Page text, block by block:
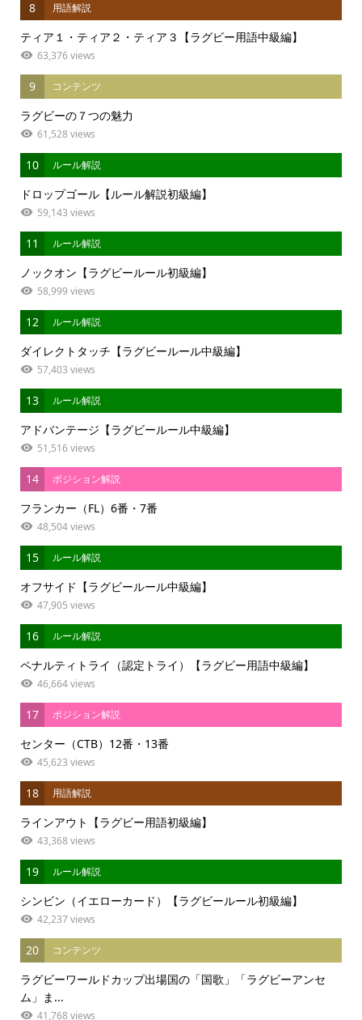
8 用語解説
ティア１・ティア２・ティア３【ラグビー用語中級編】
63,376 views
9 コンテンツ
ラグビーの７つの魅力
61,528 views
10 ルール解説
ドロップゴール【ルール解説初級編】
59,143 views
11 ルール解説
ノックオン【ラグビールール初級編】
58,999 views
12 ルール解説
ダイレクトタッチ【ラグビールール中級編】
57,403 views
13 ルール解説
アドバンテージ【ラグビールール中級編】
51,516 views
14 ポジション解説
フランカー（FL）6番・7番
48,504 views
15 ルール解説
オフサイド【ラグビールール中級編】
47,905 views
16 ルール解説
ペナルティトライ（認定トライ）【ラグビー用語中級編】
46,664 views
17 ポジション解説
センター（CTB）12番・13番
45,623 views
18 用語解説
ラインアウト【ラグビー用語初級編】
43,368 views
19 ルール解説
シンビン（イエローカード）【ラグビールール初級編】
42,237 views
20 コンテンツ
ラグビーワールドカップ出場国の「国歌」「ラグビーアンセ
ム」ま...
41,768 views